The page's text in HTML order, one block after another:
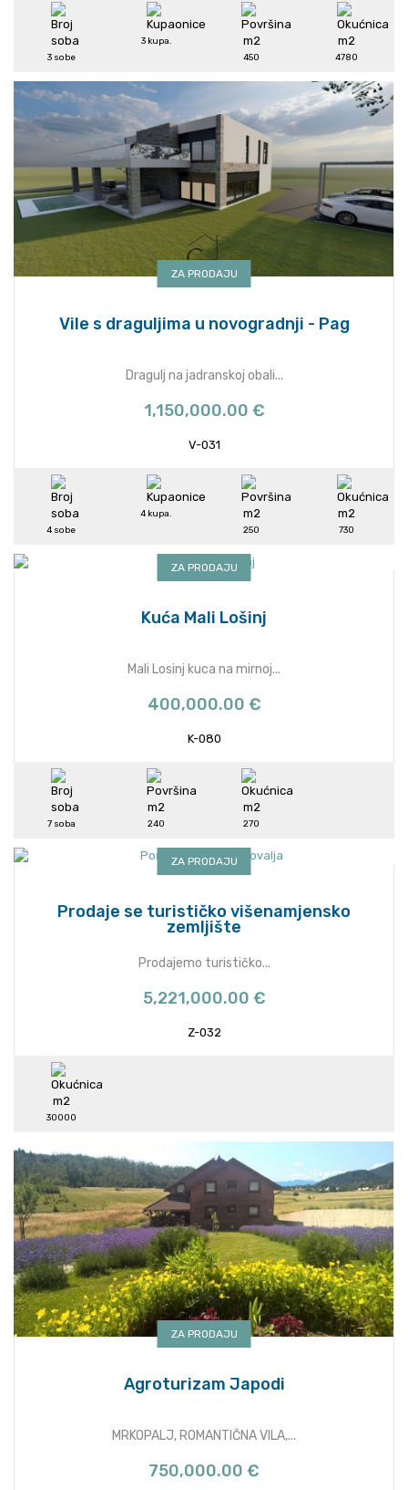
3 sobe
3 kupa.
450
4780
ZA PRODAJU
Vile s draguljima u novogradnji - Pag
Dragulj na jadranskoj obali...
1,150,000.00 €
V-031
4 sobe
4 kupa.
250
730
ZA PRODAJU
Kuća Mali Lošinj
Mali Losinj kuca na mirnoj...
400,000.00 €
K-080
7 soba 240 270
ZA PRODAJU
Prodaje se turističko višenamjensko
zemljište
Prodajemo turističko...
5,221,000.00 €
Z-032
30000
ZA PRODAJU
Agroturizam Japodi
MRKOPALJ, ROMANTIČNA VILA,...
750,000.00 €